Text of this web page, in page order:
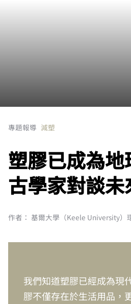
專題報導 減塑
塑膠已成為
古學家對談未
作者： 基爾大學（Keele University）
我們知道塑膠已經成為現
膠不僅存在於生活用品，